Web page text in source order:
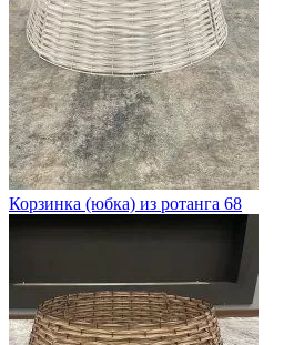
Корзинка (юбка) из ротанга 68